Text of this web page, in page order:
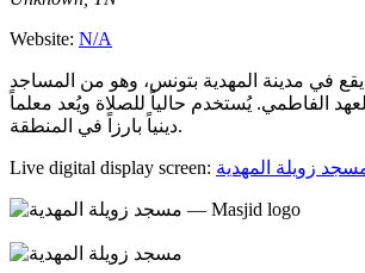
Website: N/A
في مدينة المهدية بتونس، وهو من المساجد
للعهد الفاطمي. يُستخدم حالياً للصلاة ويُعد معلماً
دينياً بارزاً في المنطقة.
Live digital display screen: زويلة المهدية